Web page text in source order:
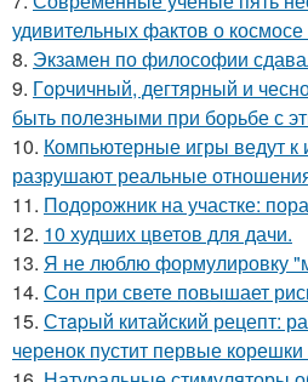
удивительных фактов о
8. Экзамен по философии
9. Гopчичный, дегтярный и
быть полезными при борьбе с
10. Компьютерные игры ведут к
разрушают реальные
11. Подорожник на участке:
12. 10 худших цветов для дачи.
13. Я не люблю формулировку
14. Сон при свете повышает
15. Стapый китайский рецепт:
черенок пустит первые корешки